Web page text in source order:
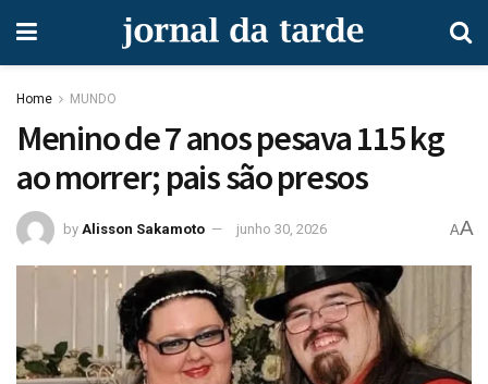
Home MUNDO
Menino de 7 anos pesava 115 kg
ao morrer; pais são presos
by Alisson Sakamoto junho 30, 2026 AA